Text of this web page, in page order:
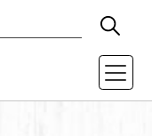
HLEDAT